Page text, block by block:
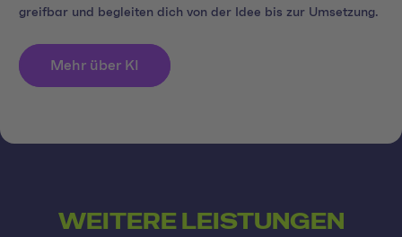
greifbar und begleiten dich von der Idee bis zur Umsetzung.
Mehr über KI
WEITERE LEISTUNGEN